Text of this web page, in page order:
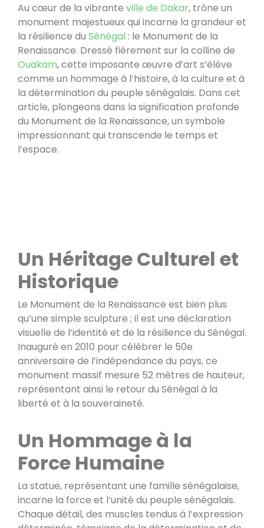
Au cœur de la vibrante ville de Dakar, trône un
monument majestueux qui incarne la grandeur et
la résilience du Sénégal : le Monument de la
Renaissance. Dressé fièrement sur la colline de
Ouakam, cette imposante œuvre d’art s’élève
comme un hommage à l’histoire, à la culture et à
la détermination du peuple sénégalais. Dans cet
article, plongeons dans la signification profonde
du Monument de la Renaissance, un symbole
impressionnant qui transcende le temps et
l’espace.
Un Héritage Culturel et
Historique
Le Monument de la Renaissance est bien plus
qu’une simple sculpture ; il est une déclaration
visuelle de l’identité et de la résilience du Sénégal.
Inauguré en 2010 pour célébrer le 50e
anniversaire de l’indépendance du pays, ce
monument massif mesure 52 mètres de hauteur,
représentant ainsi le retour du Sénégal à la
liberté et à la souveraineté.
Un Hommage à la
Force Humaine
La statue, représentant une famille sénégalaise,
incarne la force et l’unité du peuple sénégalais.
Chaque détail, des muscles tendus à l’expression